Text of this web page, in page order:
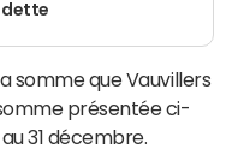
dette
somme que Vauvillers
présentée ci-
31 décembre.